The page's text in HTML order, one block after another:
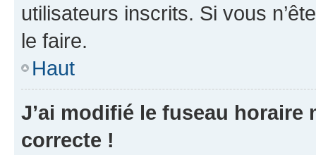
utilisateurs inscrits. Si vous
le faire.
Haut
J’ai modifié le fuseau horaire
correcte !